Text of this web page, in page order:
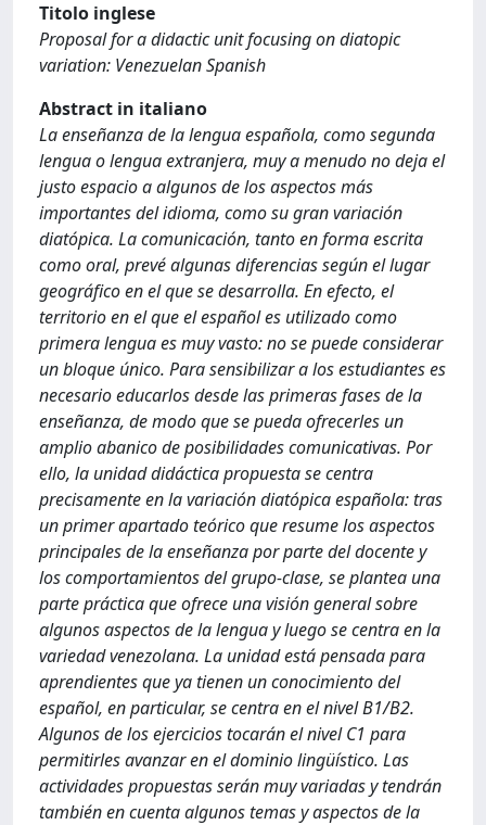
Titolo inglese
Proposal for a didactic unit focusing on diatopic
variation: Venezuelan Spanish
Abstract in italiano
La enseñanza de la lengua española, como segunda
lengua o lengua extranjera, muy a menudo no deja el
justo espacio a algunos de los aspectos más
importantes del idioma, como su gran variación
diatópica. La comunicación, tanto en forma escrita
como oral, prevé algunas diferencias según el lugar
geográfico en el que se desarrolla. En efecto, el
territorio en el que el español es utilizado como
primera lengua es muy vasto: no se puede considerar
un bloque único. Para sensibilizar a los estudiantes es
necesario educarlos desde las primeras fases de la
enseñanza, de modo que se pueda ofrecerles un
amplio abanico de posibilidades comunicativas. Por
ello, la unidad didáctica propuesta se centra
precisamente en la variación diatópica española: tras
un primer apartado teórico que resume los aspectos
principales de la enseñanza por parte del docente y
los comportamientos del grupo-clase, se plantea una
parte práctica que ofrece una visión general sobre
algunos aspectos de la lengua y luego se centra en la
variedad venezolana. La unidad está pensada para
aprendientes que ya tienen un conocimiento del
español, en particular, se centra en el nivel B1/B2.
Algunos de los ejercicios tocarán el nivel C1 para
permitirles avanzar en el dominio lingüístico. Las
actividades propuestas serán muy variadas y tendrán
también en cuenta algunos temas y aspectos de la